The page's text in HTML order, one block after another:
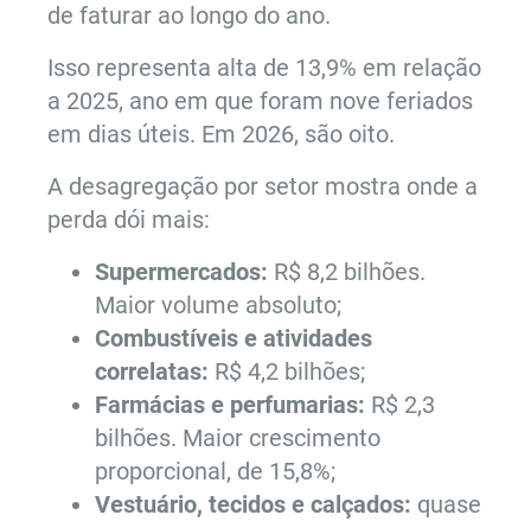
de faturar ao longo do ano.
Isso representa alta de 13,9% em relação
a 2025, ano em que foram nove feriados
em dias úteis. Em 2026, são oito.
A desagregação por setor mostra onde a
perda dói mais:
Supermercados: R$ 8,2 bilhões.
Maior volume absoluto;
Combustíveis e atividades
correlatas: R$ 4,2 bilhões;
Farmácias e perfumarias: R$ 2,3
bilhões. Maior crescimento
proporcional, de 15,8%;
Vestuário, tecidos e calçados: quase